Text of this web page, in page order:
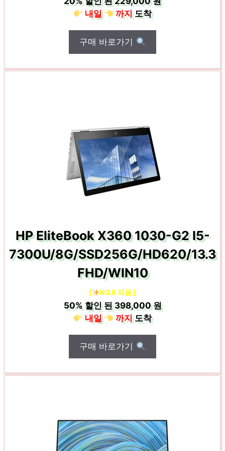
내일
까지도착
구매 바로가기
HP EliteBook X360 1030-G2 I5-
7300U/8G/SSD256G/HD620/13.3
FHD/WIN10
[ NO.8 제품 ]
50%할인 된398,000 원
내일
까지도착
구매 바로가기